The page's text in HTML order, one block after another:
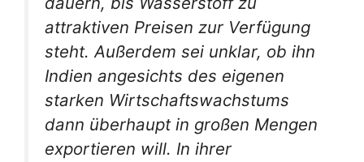
attraktiven Preisen zur Verfügung
steht. Außerdem sei unklar, ob ihn
Indien angesichts des eigenen
starken Wirtschaftswachstums
dann überhaupt in großen Mengen
exportieren will. In ihrer